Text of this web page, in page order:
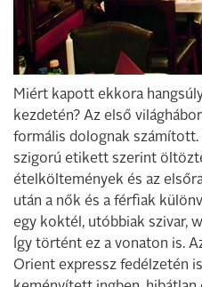
Miért kapott ekkora
kezdetén? Az első
formális dolognak számított.
szigorú etikett szerint
ételköltemények és az
után a nők és a férfiak
egy koktél, utóbbiak szivar,
Így történt ez a vonaton is.
Orient expressz fedélzetén